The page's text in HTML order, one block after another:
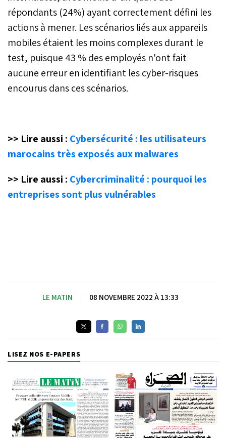
répondants (24%) ayant correctement défini les
actions à mener. Les scénarios liés aux appareils
mobiles étaient les moins complexes durant le
test, puisque 43 % des employés n'ont fait
aucune erreur en identifiant les cyber-risques
encourus dans ces scénarios.
>> Lire aussi : Cybersécurité : les utilisateurs
marocains très exposés aux malwares
>> Lire aussi : Cybercriminalité : pourquoi les
entreprises sont plus vulnérables
LE MATIN 08 NOVEMBRE 2022 À 13:33
LISEZ NOS E-PAPERS